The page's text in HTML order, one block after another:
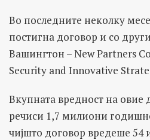
Во последните неколку
постигна договор и со
Вашингтон – New Partners
Security and Innovative
Вкупната вредност на овие
речиси 1,7 милиони
чијшто договор вредеше 54